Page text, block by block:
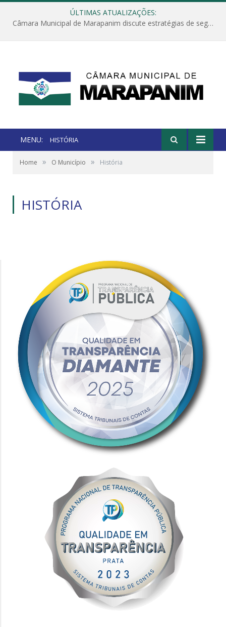
ÚLTIMAS ATUALIZAÇÕES:
Câmara Municipal de Marapanim discute estratégias de segurança com autoridades e poder executivo
MENU: HISTÓRIA
Home » O Município » História
HISTÓRIA